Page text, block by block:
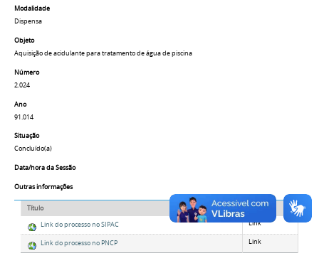
Modalidade
Dispensa
Objeto
Aquisição de acidulante para tratamento de água de piscina
Número
2.024
Ano
91.014
Situação
Concluído(a)
Data/hora da Sessão
Outras informações
Título
Tipo
Link do processo no SIPAC
Link
Link do processo no PNCP Link